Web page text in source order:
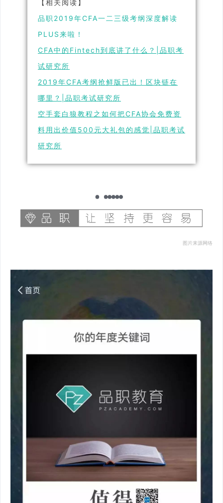
【相关阅读】
品职2019年CFA一二三级考纲深度解读
PLUS来啦！
CFA中的Fintech到底讲了什么？|品职考
试研究所
2019年CFA考纲抢鲜版已出！区块链在
哪里？|品职考试研究所
空手套白狼教程之如何把CFA协会免费资
料用出价值500元大礼包的感觉|品职考试
研究所
图片来源网络